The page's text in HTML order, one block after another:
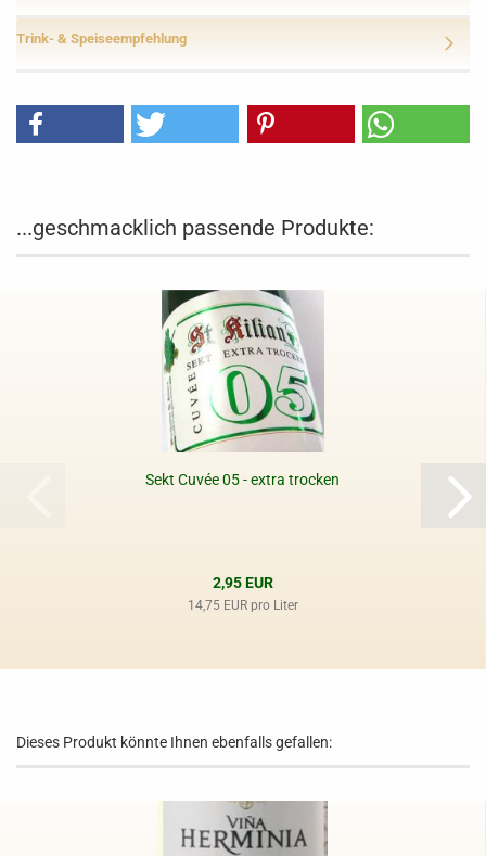
Trink- & Speiseempfehlung
...geschmacklich passende Produkte:
Sekt Cuvée 05 - extra trocken
2,95 EUR
14,75 EUR pro Liter
Dieses Produkt könnte Ihnen ebenfalls gefallen: